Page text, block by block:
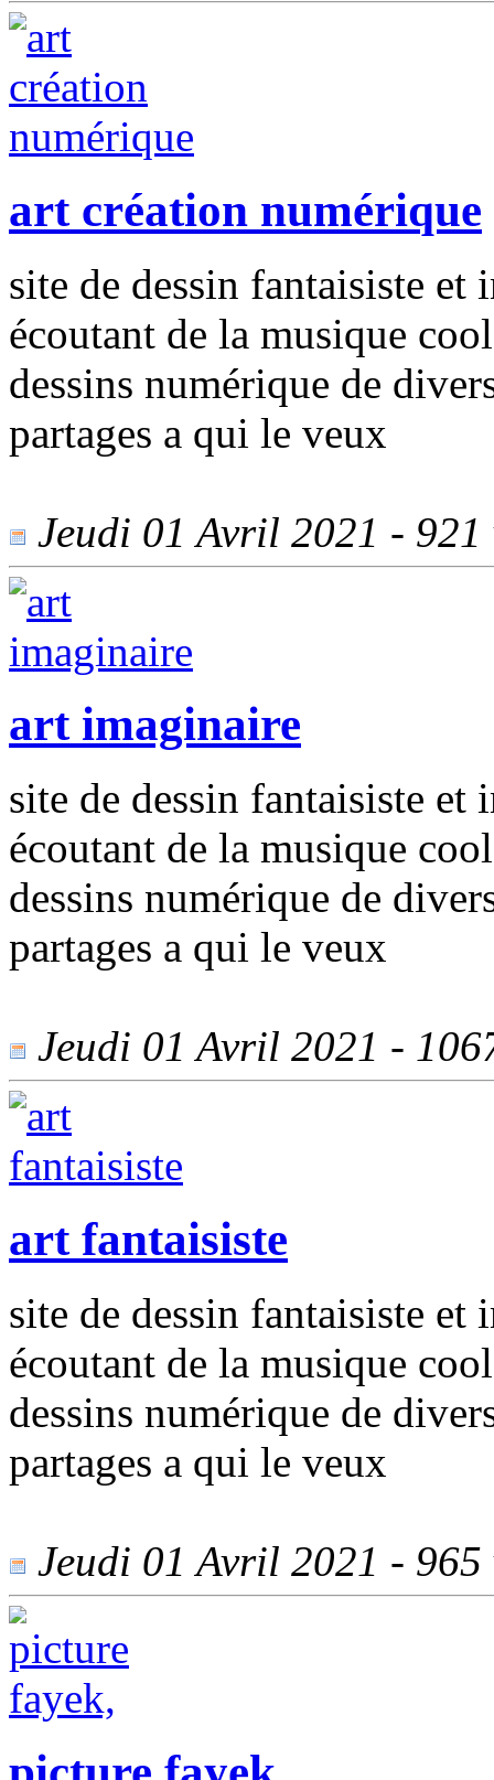
art création numérique
site de dessin fantaisiste
écoutant de la musique
dessins numérique de
partages a qui le veux
Jeudi 01 Avril 2021 - 921
art imaginaire
site de dessin fantaisiste
écoutant de la musique
dessins numérique de
partages a qui le veux
Jeudi 01 Avril 2021 -
art fantaisiste
site de dessin fantaisiste
écoutant de la musique
dessins numérique de
partages a qui le veux
Jeudi 01 Avril 2021 - 965